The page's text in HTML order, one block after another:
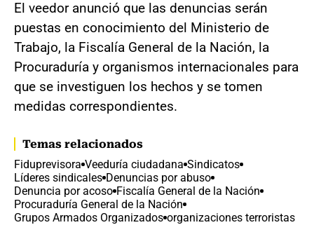
El veedor anunció que las denuncias serán
puestas en conocimiento del Ministerio de
Trabajo, la Fiscalía General de la Nación, la
Procuraduría y organismos internacionales para
que se investiguen los hechos y se tomen
medidas correspondientes.
Temas relacionados
Fiduprevisora Veeduría ciudadana Sindicatos
Líderes sindicales Denuncias por abuso
Denuncia por acoso Fiscalía General de la Nación
Procuraduría General de la Nación
Grupos Armados Organizados organizaciones terroristas